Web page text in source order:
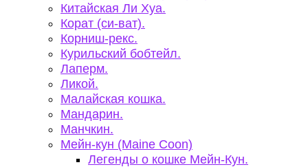
Китайская Ли Хуа.
Корат (си-ват).
Корниш-рекс.
Курильский бобтейл.
Лаперм.
Ликой.
Малайская кошка.
Мандарин.
Манчкин.
Мейн-кун (Maine Coon)
Легенды о кошке Мейн-Кун.